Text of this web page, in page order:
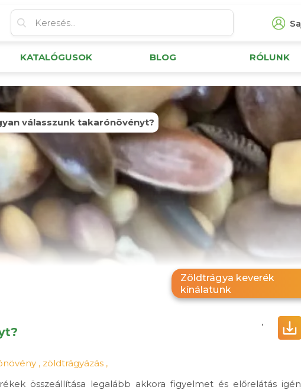
KATALÓGUSOK BLOG RÓLUNK
válasszunk takarónövényt?
Zöldtrágya keverék
kínálatunk
,
, zöldtrágyázás ,
összeállítása legalább akkora figyelmet és előrelátás